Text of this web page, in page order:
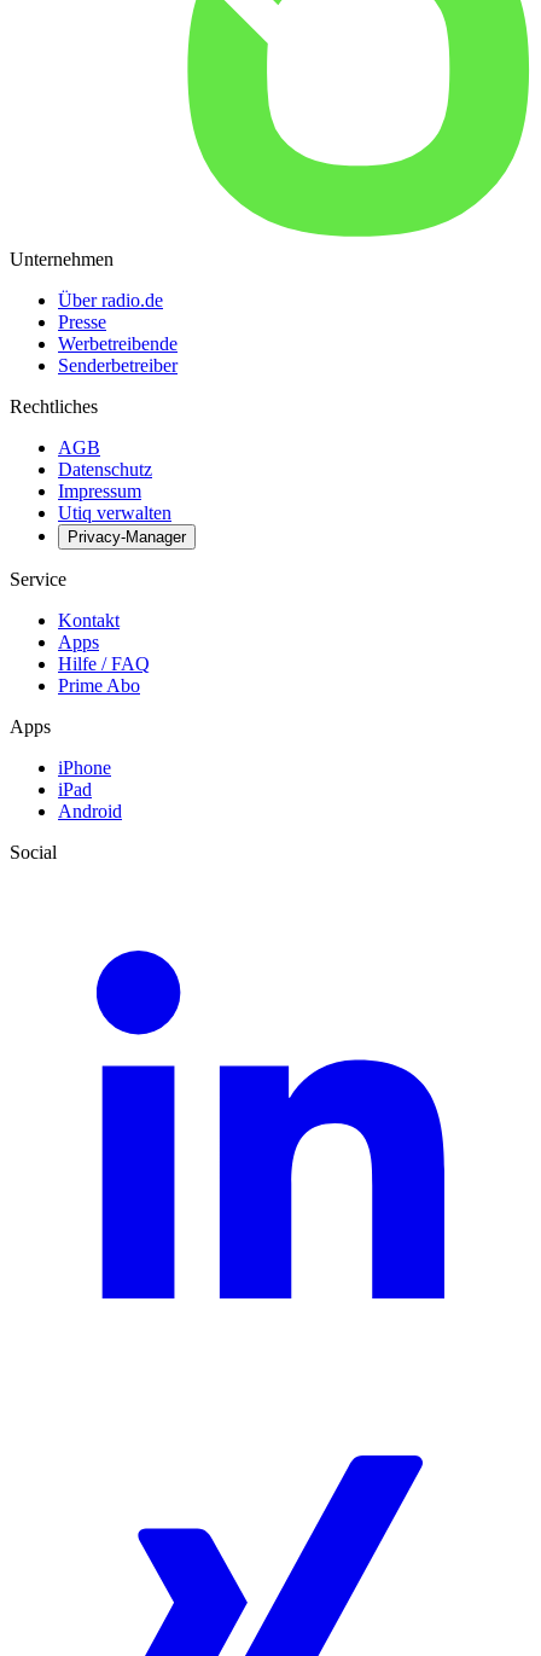
Unternehmen
Über radio.de
Presse
Werbetreibende
Senderbetreiber
Rechtliches
AGB
Datenschutz
Impressum
Utiq verwalten
Privacy-Manager
Service
Kontakt
Apps
Hilfe / FAQ
Prime Abo
Apps
iPhone
iPad
Android
Social